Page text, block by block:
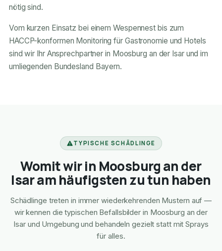
nötig sind.
Vom kurzen Einsatz bei einem Wespennest bis zum
HACCP-konformen Monitoring für Gastronomie und Hotels
sind wir Ihr Ansprechpartner in Moosburg an der Isar und im
umliegenden Bundesland Bayern.
TYPISCHE SCHÄDLINGE
Womit wir in Moosburg an der
Isar am häufigsten zu tun haben
Schädlinge treten in immer wiederkehrenden Mustern auf —
wir kennen die typischen Befallsbilder in Moosburg an der
Isar und Umgebung und behandeln gezielt statt mit Sprays
für alles.